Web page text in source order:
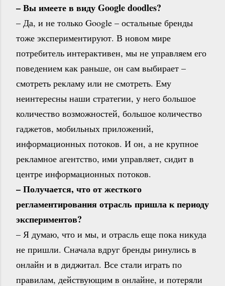
– Вы имеете в виду Google doodles?
– Да, и не только Google – остальные бренды
тоже экспериментируют. В новом мире
потребитель интерактивен, мы не управляем его
поведением как раньше, он сам выбирает –
смотреть рекламу или не смотреть. Ему
неинтересны наши стратегии, у него большое
количество возможностей, большое количество
гаджетов, мобильных приложений,
информационных потоков. И он, а не крупное
рекламное агентство, ими управляет, сидит в
центре информационных потоков.
– Получается, что от жесткого
регламентирования отрасль пришла к периоду
экспериментов?
– Я думаю, что и мы, и отрасль еще пока никуда
не пришли. Сначала вдруг бренды ринулись в
онлайн и в диджитал. Все стали играть по
правилам, действующим в онлайне, и потеряли